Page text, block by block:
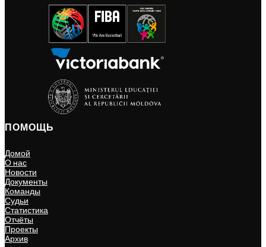
ПОМОЩЬ
Домой
О нас
Новости
Документы
Команды
Судьи
Статистика
Отчёты
Проекты
Архив